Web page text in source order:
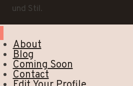
und Stil.
About
Blog
Coming Soon
Contact